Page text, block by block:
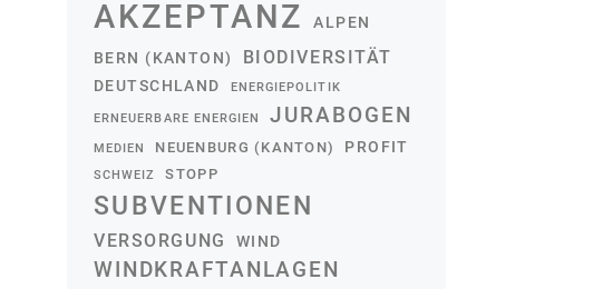
AKZEPTANZ
ALPEN
BERN (KANTON)
BIODIVERSITÄT
DEUTSCHLAND ENERGIEPOLITIK
ERNEUERBARE ENERGIEN JURABOGEN
MEDIEN NEUENBURG (KANTON) PROFIT
SCHWEIZ STOPP
SUBVENTIONEN
VERSORGUNG WIND
WINDKRAFTANLAGEN